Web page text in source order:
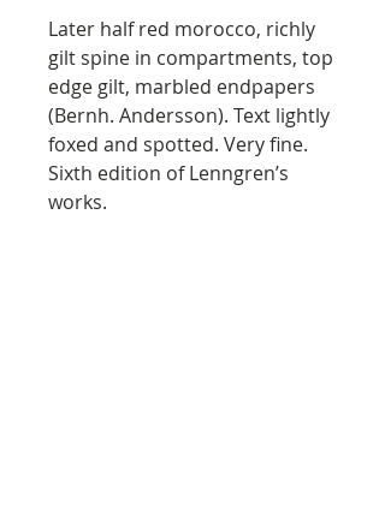
Later half red morocco, richly
gilt spine in compartments, top
edge gilt, marbled endpapers
(Bernh. Andersson). Text lightly
foxed and spotted. Very fine.
Sixth edition of Lenngren’s
works.